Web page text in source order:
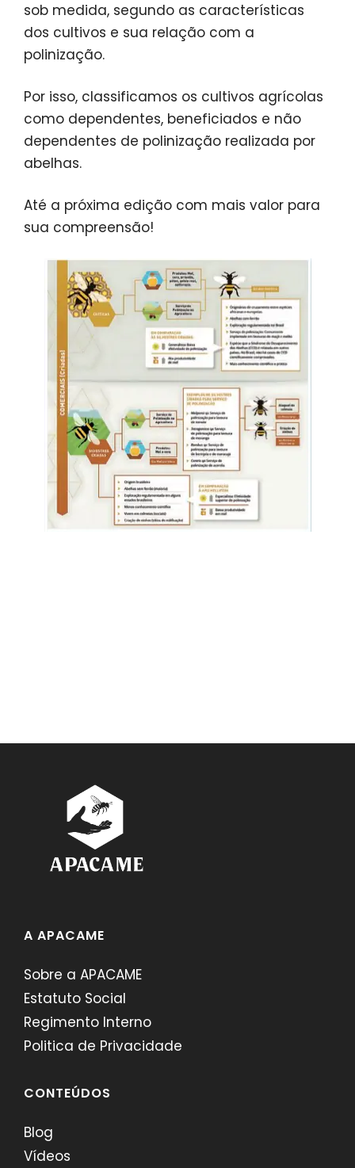
sob medida, segundo as características
dos cultivos e sua relação com a
polinização.
Por isso, classificamos os cultivos agrícolas
como dependentes, beneficiados e não
dependentes de polinização realizada por
abelhas.
Até a próxima edição com mais valor para
sua compreensão!
A APACAME
Sobre a APACAME
Estatuto Social
Regimento Interno
Politica de Privacidade
CONTEÚDOS
Blog
Vídeos